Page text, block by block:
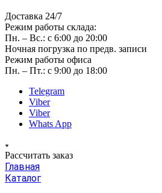
Доставка 24/7
Режим работы склада:
Пн. – Вс.: с 6:00 до 20:00
Ночная погрузка по предв. записи
Режим работы офиса
Пн. – Пт.: с 9:00 до 18:00
Telegram
Viber
Viber
Whats App
Рассчитать заказ
Главная
Каталог